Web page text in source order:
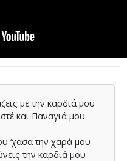
µε την καρδιά µου
και Παναγιά µου
‘χασα την χαρά µου
την καρδιά µου